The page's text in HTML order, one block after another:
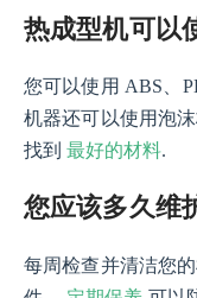
热成型机可以
您可以使用 ABS、
机器还可以使用泡
找到最好的材料.
您应该多久维
每周检查并清洁您